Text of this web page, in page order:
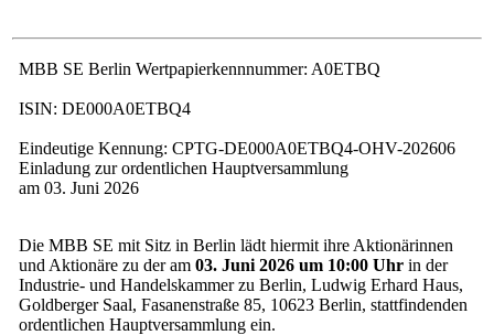
MBB SE Berlin Wertpapierkennnummer: A0ETBQ
ISIN: DE000A0ETBQ4
Eindeutige Kennung: CPTG-DE000A0ETBQ4-OHV-202606
Einladung zur ordentlichen Hauptversammlung
am 03. Juni 2026
Die MBB SE mit Sitz in Berlin lädt hiermit ihre Aktionärinnen
und Aktionäre zu der am 03. Juni 2026 um 10:00 Uhr in der
Industrie- und Handelskammer zu Berlin, Ludwig Erhard Haus,
Goldberger Saal, Fasanenstraße 85, 10623 Berlin, stattfindenden
ordentlichen Hauptversammlung ein.